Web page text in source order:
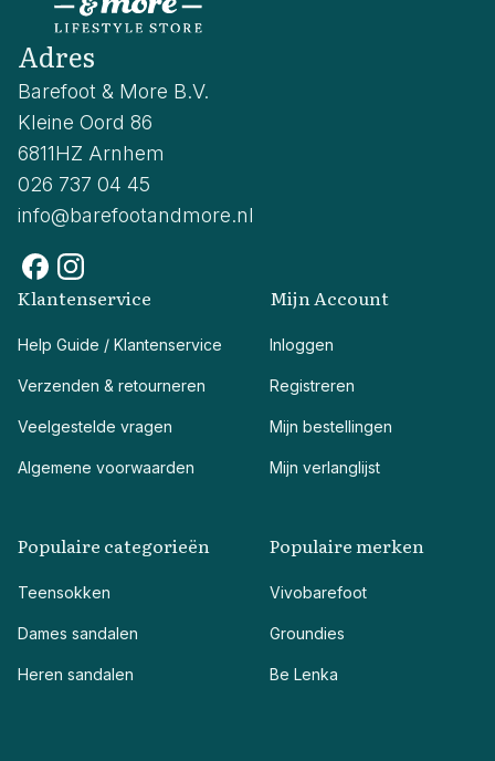
Adres
Barefoot & More B.V.
Kleine Oord 86
6811HZ Arnhem
026 737 04 45
info@barefootandmore.nl
Klantenservice
Help Guide / Klantenservice
Verzenden & retourneren
Veelgestelde vragen
Algemene voorwaarden
Mijn Account
Inloggen
Registreren
Mijn bestellingen
Mijn verlanglijst
Populaire categorieën
Teensokken
Dames sandalen
Heren sandalen
Populaire merken
Vivobarefoot
Groundies
Be Lenka